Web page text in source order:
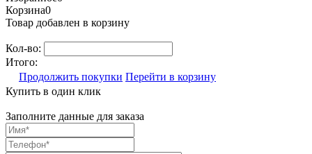
Корзина0
Товар добавлен в корзину
Кол-во:
Итого:
Продолжить покупки Перейти в корзину
Купить в один клик
Заполните данные для заказа